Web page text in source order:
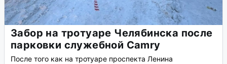
Забор на тротуаре Челябинска после
парковки служебной Camry
После того как на тротуаре проспекта Ленина